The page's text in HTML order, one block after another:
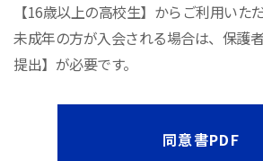
【16歳以上の高校生】からご利用いた
未成年の方が入会される場合は、保護
提出】が必要です。
同意書PDF